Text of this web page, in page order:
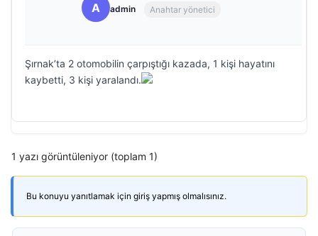
A admin Anahtar yönetici
Şırnak’ta 2 otomobilin çarpıştığı kazada, 1 kişi hayatını
kaybetti, 3 kişi yaralandı.
1 yazı görüntüleniyor (toplam 1)
Bu konuyu yanıtlamak için giriş yapmış olmalısınız.